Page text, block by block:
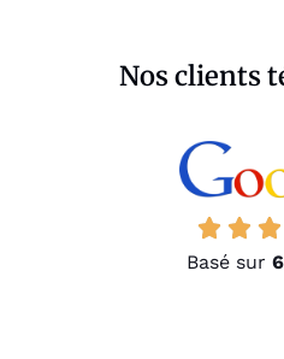
Nos clients
Basé sur